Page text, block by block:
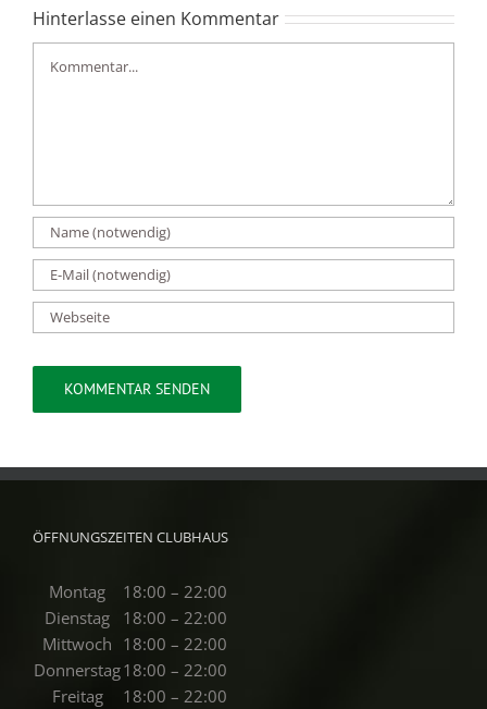
Hinterlasse einen Kommentar
ÖFFNUNGSZEITEN CLUBHAUS
Montag
18:00 – 22:00
Dienstag
18:00 – 22:00
Mittwoch 18:00 – 22:00
Donnerstag18:00 – 22:00
Freitag
18:00 – 22:00